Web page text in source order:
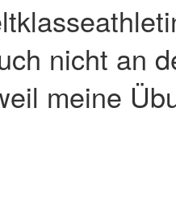
nicht an
meine